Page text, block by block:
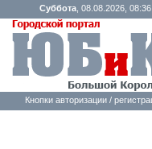
Суббота, 08.08.2026, 08:36
Кнопки авторизации /